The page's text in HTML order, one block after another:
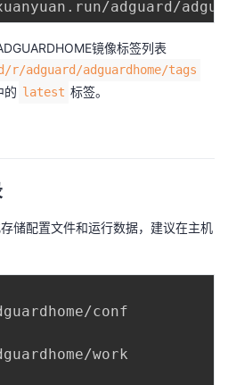
镜像标签列表
adguard/adguardhome/tags
的 latest 标签。
储配置文件和运行数据，建议在主机